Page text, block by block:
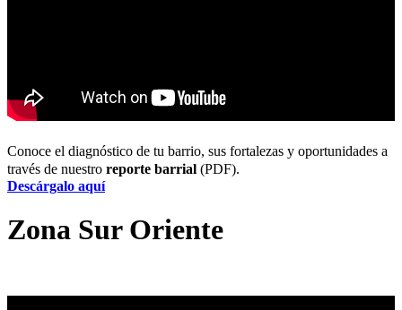
Conoce el diagnóstico de tu barrio, sus fortalezas y oportunidades a
través de nuestro reporte barrial (PDF).
Descárgalo aquí
Zona Sur Oriente